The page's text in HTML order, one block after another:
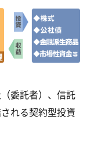
委託者）、信託
れる契約型投資